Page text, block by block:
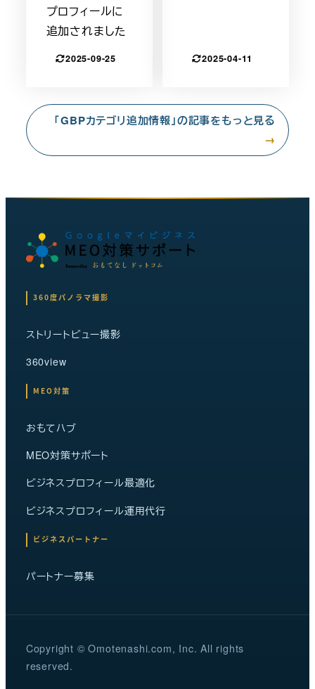
プロフィールに
追加されました
2025-09-25 2025-04-11
「GBPカテゴリ追加情報」の記事をもっと見る
→
360度パノラマ撮影
ストリートビュー撮影
360view
MEO対策
おもてハブ
MEO対策サポート
ビジネスプロフィール最適化
ビジネスプロフィール運用代行
ビジネスパートナー
パートナー募集
Copyright © Omotenashi.com, Inc. All rights
reserved.